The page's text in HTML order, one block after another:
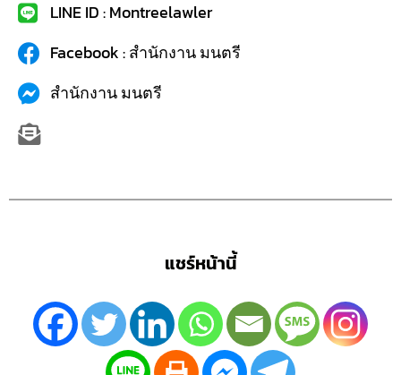
LINE ID : Montreelawler
Facebook : สำนักงาน มนตรี
สำนักงาน มนตรี
แชร์หน้านี้